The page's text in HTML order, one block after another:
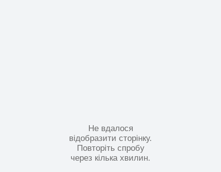
Не вдалося
відобразити сторінку.
Повторіть спробу
через кілька хвилин.